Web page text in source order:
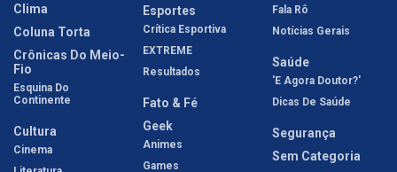
Clima
Coluna Torta
Crônicas Do Meio-
Fio
Esquina Do
Continente
Cultura
Cinema
Esportes
Crítica Esportiva
EXTREME
Resultados
Fato & Fé
Geek
Animes
Games
Fala Rô
Notícias Gerais
Saúde
'E Agora Doutor?'
Dicas De Saúde
Segurança
Sem Categoria